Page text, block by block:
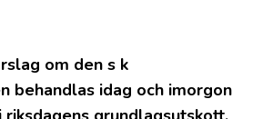
om den s k
behandlas idag och imorgon